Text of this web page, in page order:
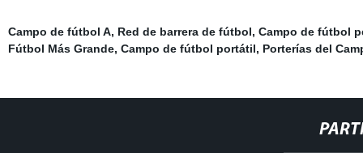
Campo de fútbol A, Red de barrera de fútbol, Campo de fútbol
Fútbol Más Grande, Campo de fútbol portátil, Porterías del